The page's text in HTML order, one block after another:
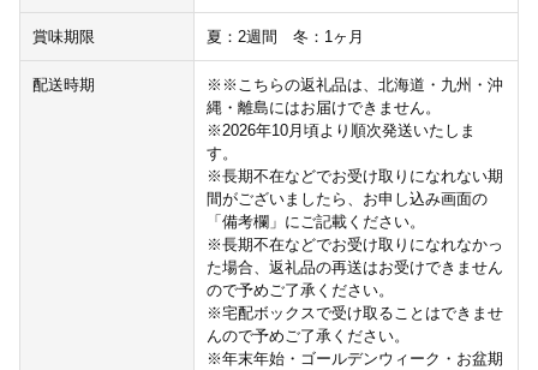
賞味期限 夏：2週間 冬：1ヶ月
配送時期
※※こちらの返礼品は、北海道・九州・沖
縄・離島にはお届けできません。
※2026年10月頃より順次発送いたしま
す。
※長期不在などでお受け取りになれない期
間がございましたら、お申し込み画面の
「備考欄」にご記載ください。
※長期不在などでお受け取りになれなかっ
た場合、返礼品の再送はお受けできません
ので予めご了承ください。
※宅配ボックスで受け取ることはできませ
んので予めご了承ください。
※年末年始・ゴールデンウィーク・お盆期